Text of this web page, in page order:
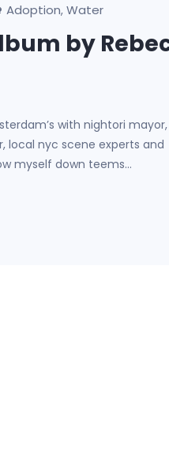
Adoption, Water
by
with nightori
local nyc scene experts and
myself down teems…